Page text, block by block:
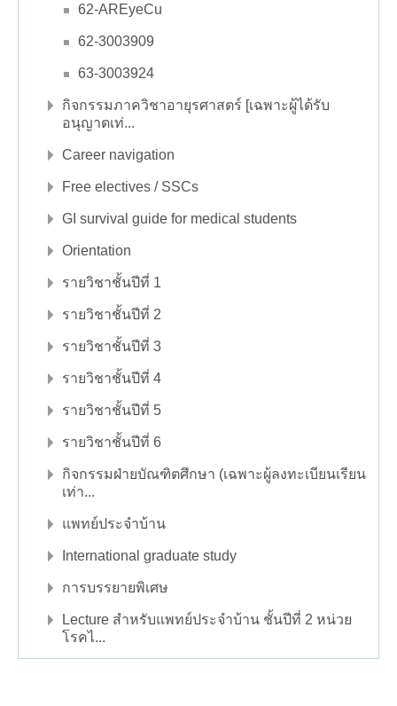
62-AREyeCu
62-3003909
63-3003924
กิจกรรมภาควิชาอายุรศาสตร์ [เฉพาะผู้ได้รับ
อนุญาตเท่...
Career navigation
Free electives / SSCs
GI survival guide for medical students
Orientation
รายวิชาชั้นปีที่ 1
รายวิชาชั้นปีที่ 2
รายวิชาชั้นปีที่ 3
รายวิชาชั้นปีที่ 4
รายวิชาชั้นปีที่ 5
รายวิชาชั้นปีที่ 6
กิจกรรมฝ่ายบัณฑิตศึกษา (เฉพาะผู้ลงทะเบียนเรียน
เท่า...
แพทย์ประจำบ้าน
International graduate study
การบรรยายพิเศษ
Lecture สำหรับแพทย์ประจำบ้าน ชั้นปีที่ 2 หน่วย
โรคไ...